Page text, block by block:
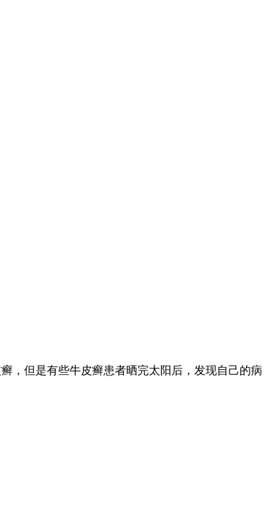
，但是有些牛皮癣患者晒完太阳后，发现自己的病